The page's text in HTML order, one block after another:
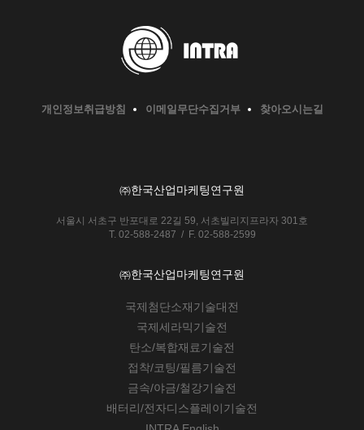
개인정보취급방침 이메일무단수집거부 찾아오시는길
㈜한국산업마케팅연구원
서울시 서초구 반포대로 22길 59, 서초빌리지프라자 301호
T. 02-588-2487 / F. 02-588-2599
㈜한국산업마케팅연구원
국제첨단소재기술대전
국제세라믹기술전
탄소/복합재료기술전
접착/코팅/필름기술전
금속/야금/철강기술전
배터리/전자디스플레이기술전